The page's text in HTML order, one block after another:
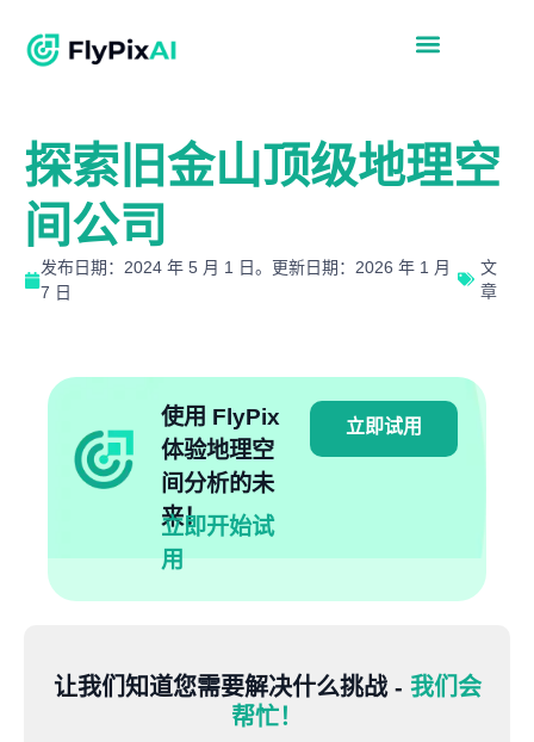
探索旧金山顶级地理空
间公司
发布日期：2024 年 5 月 1 日。更新日期：2026 年 1 月
7 日
文
章
使用 FlyPix
体验地理空
间分析的未
来！
立即开始试
用
立即试用
让我们知道您需要解决什么挑战 - 我们会
帮忙！